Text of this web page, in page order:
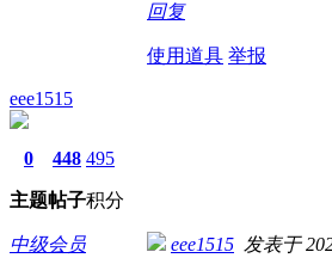
回复
使用道具 举报
eee1515
0
主题
448
帖子
495
积分
中级会员 eee1515 发表于